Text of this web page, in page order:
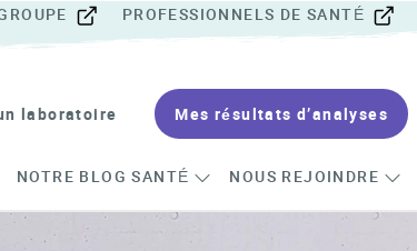
PROFESSIONNELS DE SANTÉ
laboratoire Mes résultats d’analyses
NOTRE BLOG SANTÉ NOUS REJOINDRE